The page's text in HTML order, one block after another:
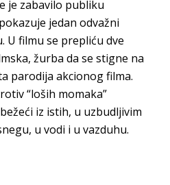
je zabavilo publiku
jedan odvažni
U filmu se prepliću dve
žurba da se stigne na
parodija akcionog filma.
“loših momaka”
iz istih, u uzbudljivim
u vodi i u vazduhu.